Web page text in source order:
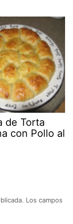
de Torta
con Pollo al
Los campos